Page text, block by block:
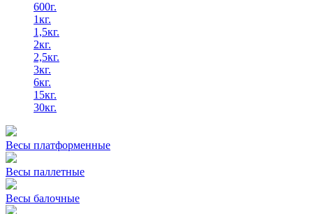
600г.
1кг.
1,5кг.
2кг.
2,5кг.
3кг.
6кг.
15кг.
30кг.
Весы платформенные
Весы паллетные
Весы балочные